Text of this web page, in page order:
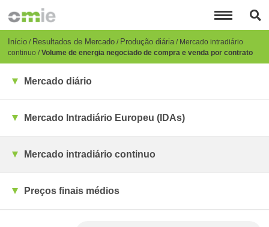
para
conteúdo
principal
Breadcrumb
Início Resultados de Mercado Produção diária Mercado intradiário
continuo Volume de energia negociado de compra e venda por contrato
Mercado diário
Mercado Intradiário Europeu (IDAs)
Mercado intradiário continuo
Preços finais médios